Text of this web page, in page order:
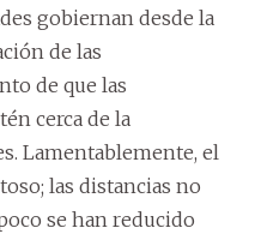
gobiernan desde la
de las
de que las
cerca de la
Lamentablemente, el
las distancias no
se han reducido